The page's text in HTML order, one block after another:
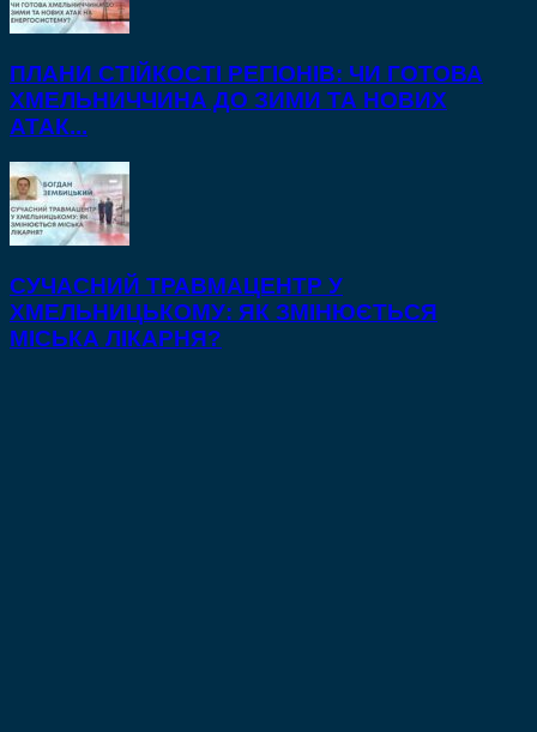
ПЛАНИ СТІЙКОСТІ РЕГІОНІВ: ЧИ ГОТОВА
ХМЕЛЬНИЧЧИНА ДО ЗИМИ ТА НОВИХ
АТАК...
СУЧАСНИЙ ТРАВМАЦЕНТР У
ХМЕЛЬНИЦЬКОМУ: ЯК ЗМІНЮЄТЬСЯ
МІСЬКА ЛІКАРНЯ?